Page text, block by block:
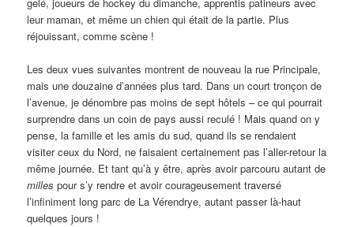
gelé, joueurs de hockey du dimanche, apprentis patineurs avec
leur maman, et même un chien qui était de la partie. Plus
réjouissant, comme scène !
Les deux vues suivantes montrent de nouveau la rue Principale,
mais une douzaine d’années plus tard. Dans un court tronçon de
l’avenue, je dénombre pas moins de sept hôtels – ce qui pourrait
surprendre dans un coin de pays aussi reculé ! Mais quand on y
pense, la famille et les amis du sud, quand ils se rendaient
visiter ceux du Nord, ne faisaient certainement pas l’aller-retour la
même journée. Et tant qu’à y être, après avoir parcouru autant de
millespour s’y rendre et avoir courageusement traversé
l’infiniment long parc de La Vérendrye, autant passer là-haut
quelques jours !